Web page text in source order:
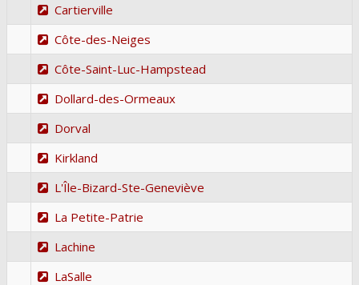
Cartierville
Côte-des-Neiges
Côte-Saint-Luc-Hampstead
Dollard-des-Ormeaux
Dorval
Kirkland
L'Île-Bizard-Ste-Geneviève
La Petite-Patrie
Lachine
LaSalle